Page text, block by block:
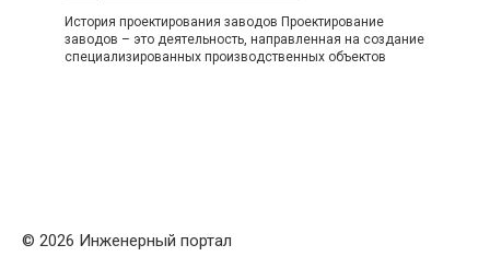
История проектирования заводов Проектирование
заводов – это деятельность, направленная на создание
специализированных производственных объектов
© 2026 Инженерный портал